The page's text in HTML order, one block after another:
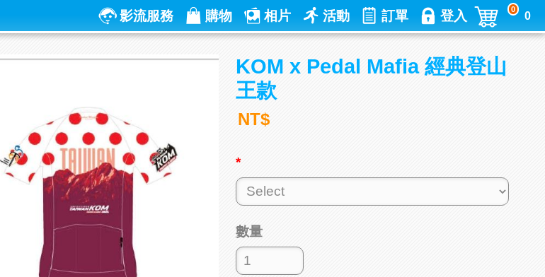
影流服務 購物 相片 活動 訂單 登入 0
0
KOM x Pedal Mafia 經典登山
王款
NT$
*
數量